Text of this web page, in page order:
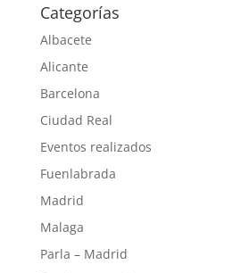
Categorías
Albacete
Alicante
Barcelona
Ciudad Real
Eventos realizados
Fuenlabrada
Madrid
Malaga
Parla – Madrid